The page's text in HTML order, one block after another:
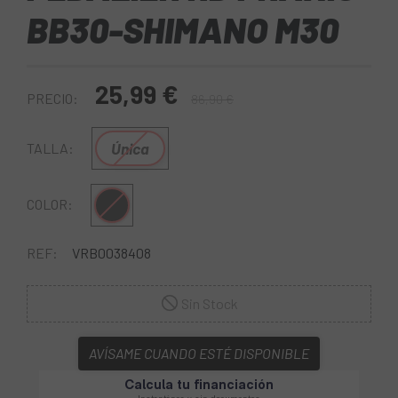
BB30-SHIMANO M30
PRECIO: 25,99 €
TALLA: Única
COLOR: Multi
REF: VRB0038408
AVÍSAME CUANDO ESTÉ DISPONIBLE